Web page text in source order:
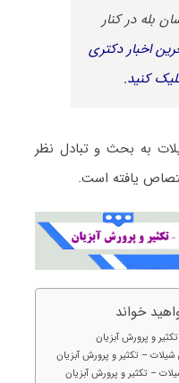
بله در کنار
اخبار دکتری
کنید.
به بحث و تبادل نظر
یافته است.
خواند
و پرورش آبزیان
– تکثیر و پرورش آبزیان
– تکثیر و پرورش آبزیان